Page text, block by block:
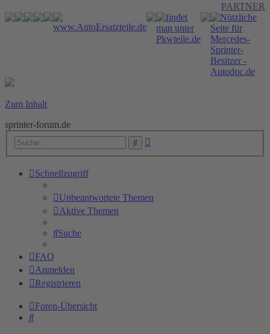
PARTNER
Zum Inhalt
sprinter-forum.de
Suche
Schnellzugriff
Unbeantwortete Themen
Aktive Themen
Suche
FAQ
Anmelden
Registrieren
Foren-Übersicht
Suche